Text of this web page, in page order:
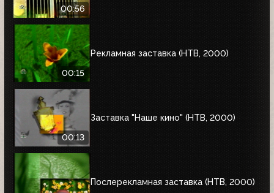
00:56
00:15
Рекламная заставка (НТВ, 2000)
00:13
Заставка "Наше кино" (НТВ, 2000)
Послерекламная заставка (НТВ, 2000)